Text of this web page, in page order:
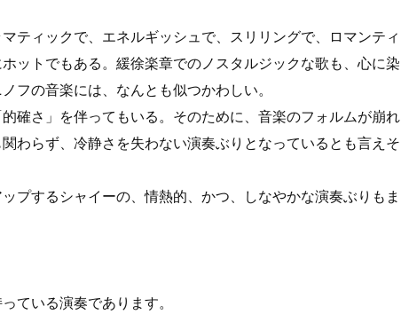
ティックで、エネルギッシュで、スリリングで、ロマンティ
ットでもある。緩徐楽章でのノスタルジックな歌も、心に染
フの音楽には、なんとも似つかわしい。
確さ」を伴ってもいる。そのために、音楽のフォルムが崩れ
わらず、冷静さを失わない演奏ぶりとなっているとも言えそ
プするシャイーの、情熱的、かつ、しなやかな演奏ぶりもま
ている演奏であります。